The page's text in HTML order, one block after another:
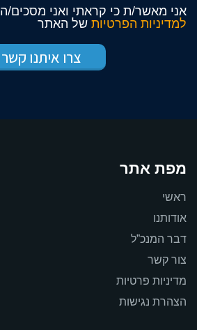
אני מאשר/ת כי קראתי ואני מסכים/ה
למדיניות הפרטיות של האתר
מפת אתר
ראשי
אודותנו
דבר המנכ”ל
צור קשר
מדיניות פרטיות
הצהרת נגישות